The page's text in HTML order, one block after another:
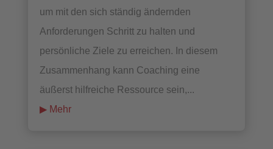
um mit den sich ständig ändernden
Anforderungen Schritt zu halten und
persönliche Ziele zu erreichen. In diesem
Zusammenhang kann Coaching eine
äußerst hilfreiche Ressource sein,...
mehr lesen